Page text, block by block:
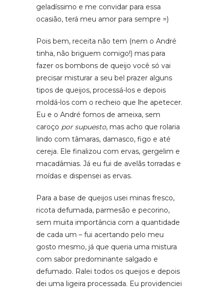
geladíssimo e me convidar para essa
ocasião, terá meu amor para sempre =)
Pois bem, receita não tem (nem o André
tinha, não briguem comigo!) mas para
fazer os bombons de queijo você só vai
precisar misturar a seu bel prazer alguns
tipos de queijos, processá-los e depois
moldá-los com o recheio que lhe apetecer.
Eu e o André fomos de ameixa, sem
caroço por supuesto, mas acho que rolaria
lindo com tâmaras, damasco, figo e até
cereja. Ele finalizou com ervas, gergelim e
macadâmias. Já eu fui de avelãs torradas e
moídas e dispensei as ervas.
Para a base de queijos usei minas fresco,
ricota defumada, parmesão e pecorino,
sem muita importância com a quantidade
de cada um – fui acertando pelo meu
gosto mesmo, já que queria uma mistura
com sabor predominante salgado e
defumado. Ralei todos os queijos e depois
dei uma ligeira processada. Eu providenciei